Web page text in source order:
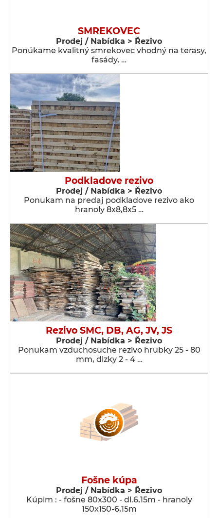
SMREKOVEC
Prodej / Nabídka > Řezivo
Ponúkame kvalitný smrekovec vhodný na terasy,
fasády, …
Podkladove rezivo
Prodej / Nabídka > Řezivo
Ponukam na predaj podkladove rezivo ako
hranoly 8x8,8x5 …
Rezivo SMC, DB, AG, JV, JS
Prodej / Nabídka > Řezivo
Ponukam vzduchosuche rezivo hrubky 25 - 80
mm, dlzky 2 - 4 …
Fošne kúpa
Prodej / Nabídka > Řezivo
Kúpim : - fošne 80x300 - dl.6,15m - hranoly
150x150-6,15m